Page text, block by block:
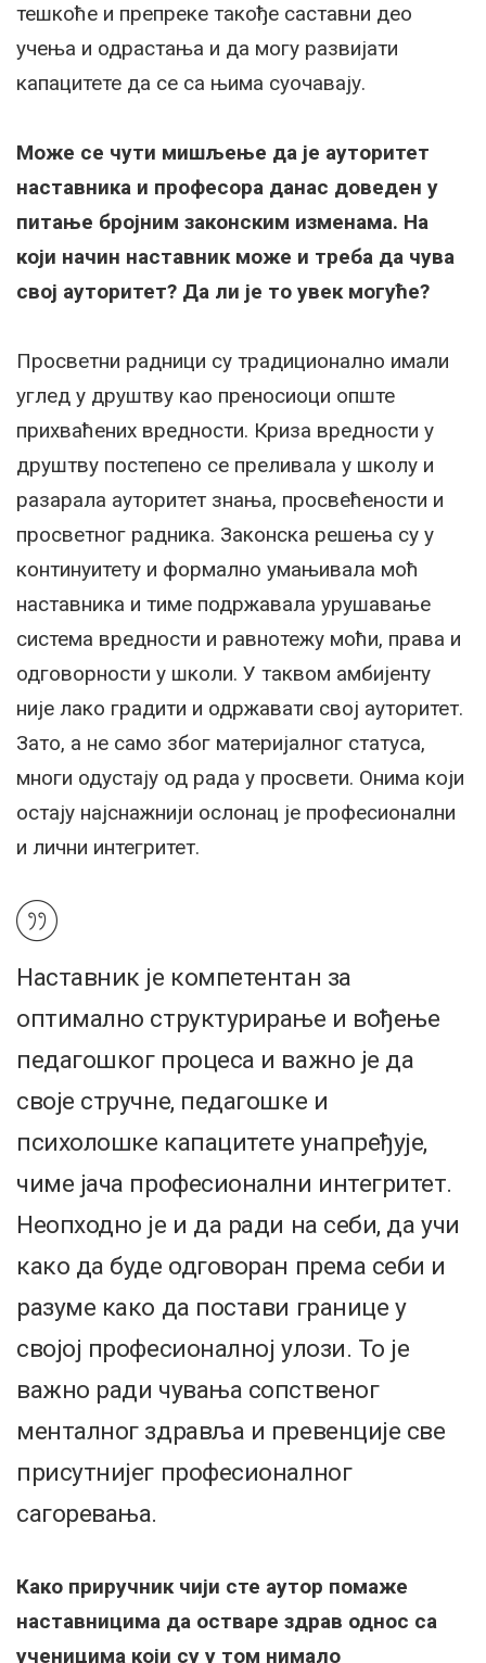
тешкоће и препреке такође саставни део
учења и одрастања и да могу развијати
капацитете да се са њима суочавају.
Може се чути мишљење да је ауторитет
наставника и професора данас доведен у
питање бројним законским изменама. На
који начин наставник може и треба да чува
свој ауторитет? Да ли је то увек могуће?
Просветни радници су традиционално имали
углед у друштву као преносиоци опште
прихваћених вредности. Криза вредности у
друштву постепено се преливала у школу и
разарала ауторитет знања, просвећености и
просветног радника. Законска решења су у
континуитету и формално умањивала моћ
наставника и тиме подржавала урушавање
система вредности и равнотежу моћи, права и
одговорности у школи. У таквом амбијенту
није лако градити и одржавати свој ауторитет.
Зато, а не само због материјалног статуса,
многи одустају од рада у просвети. Онима који
остају најснажнији ослонац је професионални
и лични интегритет.
Наставник је компетентан за
оптимално структурирање и вођење
педагошког процеса и важно је да
своје стручне, педагошке и
психолошке капацитете унапређује,
чиме јача професионални интегритет.
Неопходно је и да ради на себи, да учи
како да буде одговоран према себи и
разуме како да постави границе у
својој професионалној улози. То је
важно ради чувања сопственог
менталног здравља и превенције све
присутнијег професионалног
сагоревања.
Како приручник чији сте аутор помаже
наставницима да остваре здрав однос са
ученицима који су у том нимало